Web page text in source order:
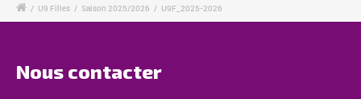
/ U9 Filles / Saison 2025/2026 / U9F_2025-2026
Nous contacter